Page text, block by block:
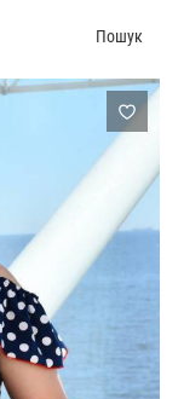
Пошук